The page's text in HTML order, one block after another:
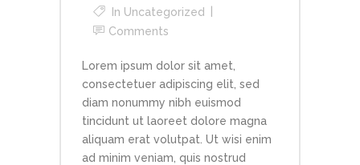
In Uncategorized
Comments
Lorem ipsum dolor sit amet,
consectetuer adipiscing elit, sed
diam nonummy nibh euismod
tincidunt ut laoreet dolore magna
aliquam erat volutpat. Ut wisi enim
ad minim veniam, quis nostrud